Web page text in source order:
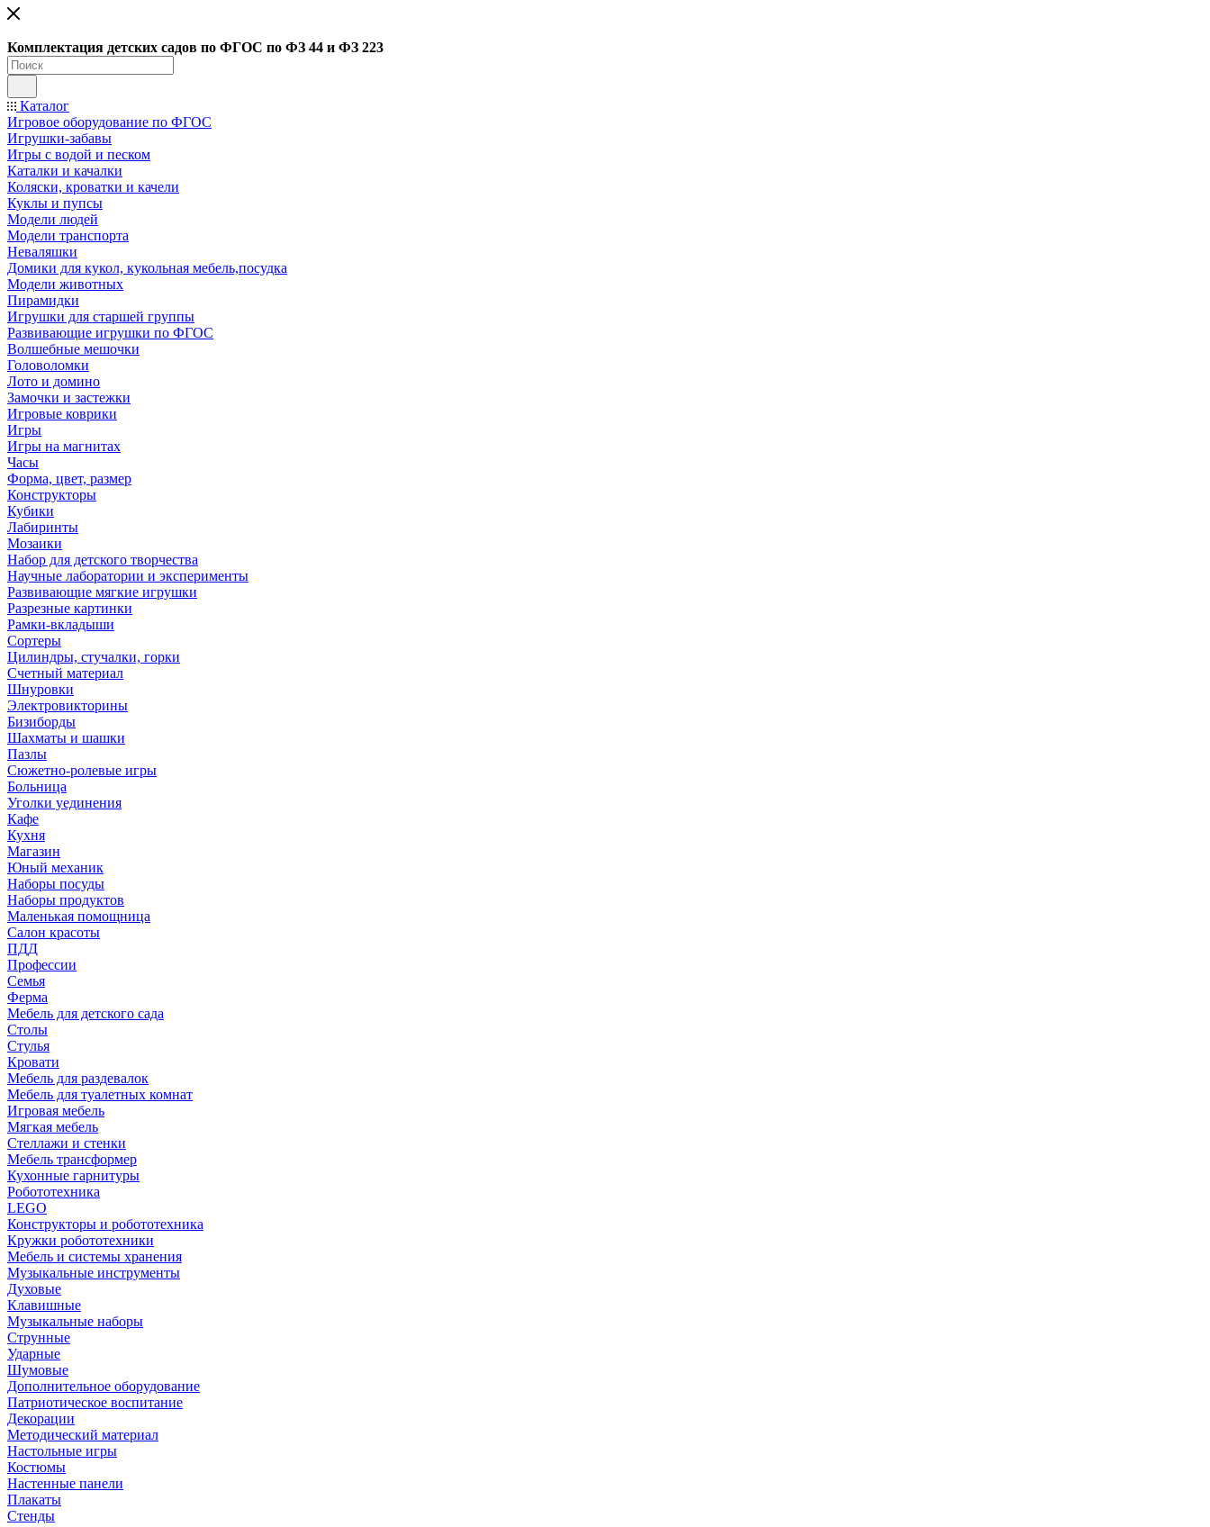
Комплектация детских садов по ФГОC по ФЗ 44 и ФЗ 223
Каталог
Игровое оборудование по ФГОС
Игрушки-забавы
Игры с водой и песком
Каталки и качалки
Коляски, кроватки и качели
Куклы и пупсы
Модели людей
Модели транспорта
Неваляшки
Домики для кукол, кукольная мебель,посудка
Модели животных
Пирамидки
Игрушки для старшей группы
Развивающие игрушки по ФГОС
Волшебные мешочки
Головоломки
Лото и домино
Замочки и застежки
Игровые коврики
Игры
Игры на магнитах
Часы
Форма, цвет, размер
Конструкторы
Кубики
Лабиринты
Мозаики
Набор для детского творчества
Научные лаборатории и эксперименты
Развивающие мягкие игрушки
Разрезные картинки
Рамки-вкладыши
Сортеры
Цилиндры, стучалки, горки
Счетный материал
Шнуровки
Электровикторины
Бизиборды
Шахматы и шашки
Пазлы
Сюжетно-ролевые игры
Больница
Уголки уединения
Кафе
Кухня
Магазин
Юный механик
Наборы посуды
Наборы продуктов
Маленькая помощница
Салон красоты
ПДД
Профессии
Семья
Ферма
Мебель для детского сада
Столы
Cтулья
Кровати
Мебель для раздевалок
Мебель для туалетных комнат
Игровая мебель
Мягкая мебель
Стеллажи и стенки
Мебель трансформер
Кухонные гарнитуры
Робототехника
LEGO
Конструкторы и робототехника
Кружки робототехники
Мебель и системы хранения
Музыкальные инструменты
Духовые
Клавишные
Музыкальные наборы
Струнные
Ударные
Шумовые
Дополнительное оборудование
Патриотическое воспитание
Декорации
Методический материал
Настольные игры
Костюмы
Настенные панели
Плакаты
Стенды